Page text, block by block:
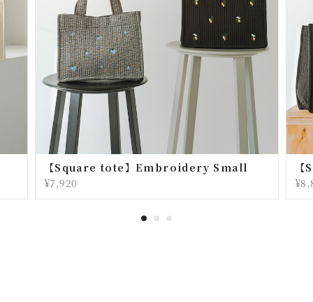
【Square tote】Embroidery Small
¥7,920